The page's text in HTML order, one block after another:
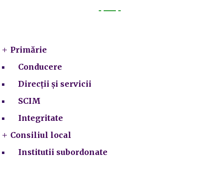
Primărie
Conducere
Direcții și servicii
SCIM
Integritate
Consiliul local
Institutii subordonate